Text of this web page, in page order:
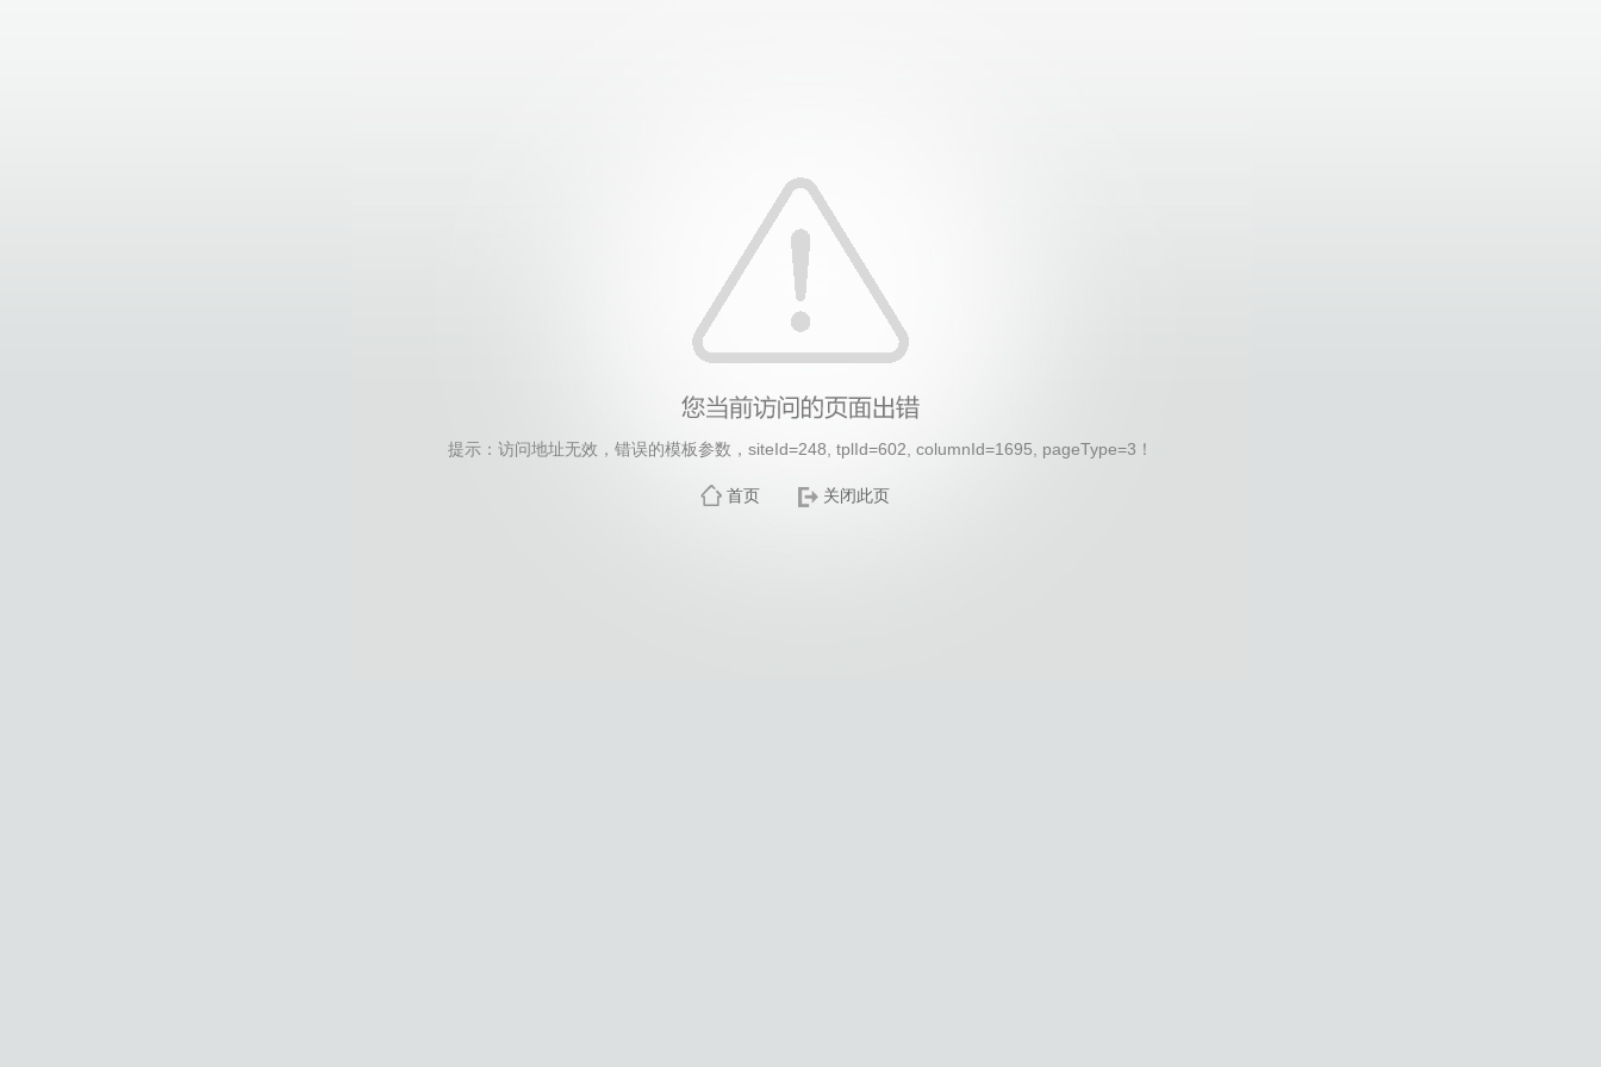
提示：访问地址无效，错误的模板参数，siteId=248, tplId=602, columnId=1695, pageType=3！
首页 关闭此页